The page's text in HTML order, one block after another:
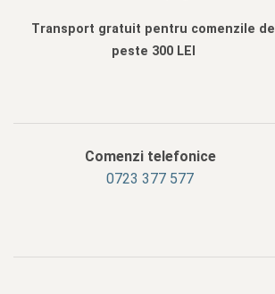
Transport gratuit pentru comenzile de
peste 300 LEI
Comenzi telefonice
0723 377 577